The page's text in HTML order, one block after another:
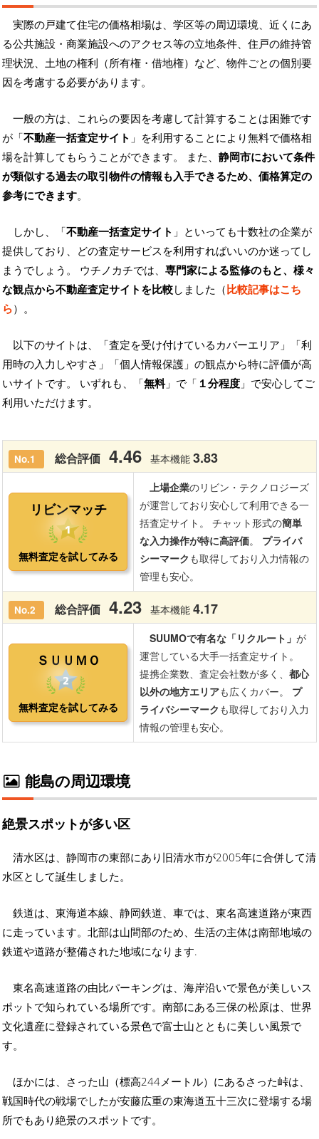
実際の戸建て住宅の価格相場は、学区等の周辺環境、近くにあ
る公共施設・商業施設へのアクセス等の立地条件、住戸の維持管
理状況、土地の権利（所有権・借地権）など、物件ごとの個別要
因を考慮する必要があります。
一般の方は、これらの要因を考慮して計算することは困難です
が「不動産一括査定サイト 」を利用することにより無料で価格相
場を計算してもらうことができます。 また、 静岡市において条件
が類似する過去の取引物件の情報も入手できるため、価格算定の
参考にできます。
しかし、「不動産一括査定サイト 」といっても十数社の企業が
提供しており、どの査定サービスを利用すればいいのか迷ってし
まうでしょう。 ウチノカチでは、 専門家による監修のもと、様々
な観点から不動産査定サイトを比較しました（比較記事はこち
ら）。
以下のサイトは、「査定を受け付けているカバーエリア」「利
用時の入力しやすさ」「個人情報保護」の観点から特に評価が高
いサイトです。 いずれも、「無料」で「 １分程度 」で安心してご
利用いただけます。
能島の周辺環境
絶景スポットが多い区
清水区は、静岡市の東部にあり旧清水市が2005年に合併して清
水区として誕生しました。
鉄道は、東海道本線、静岡鉄道、車では、東名高速道路が東西
に走っています。北部は山間部のため、生活の主体は南部地域の
鉄道や道路が整備された地域になります.
東名高速道路の由比パーキングは、海岸沿いで景色が美しいス
ポットで知られている場所です。南部にある三保の松原は、世界
文化遺産に登録されている景色で富士山とともに美しい風景で
す。
ほかには、さった山（標高244メートル）にあるさった峠は、
戦国時代の戦場でしたが安藤広重の東海道五十三次に登場する場
所でもあり絶景のスポットです。